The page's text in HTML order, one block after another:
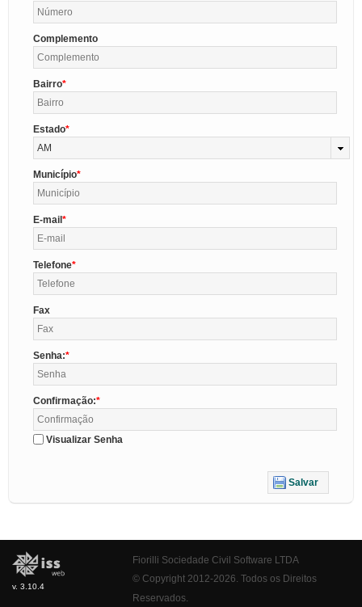
Complemento
Bairro
Estado
AM
Município
E-mail
Telefone
Fax
Senha:
Confirmação:
Visualizar Senha
Salvar
v. 3.10.4
Fiorilli Sociedade Civil Software LTDA
© Copyright 2012-2026. Todos os Direitos
Reservados.